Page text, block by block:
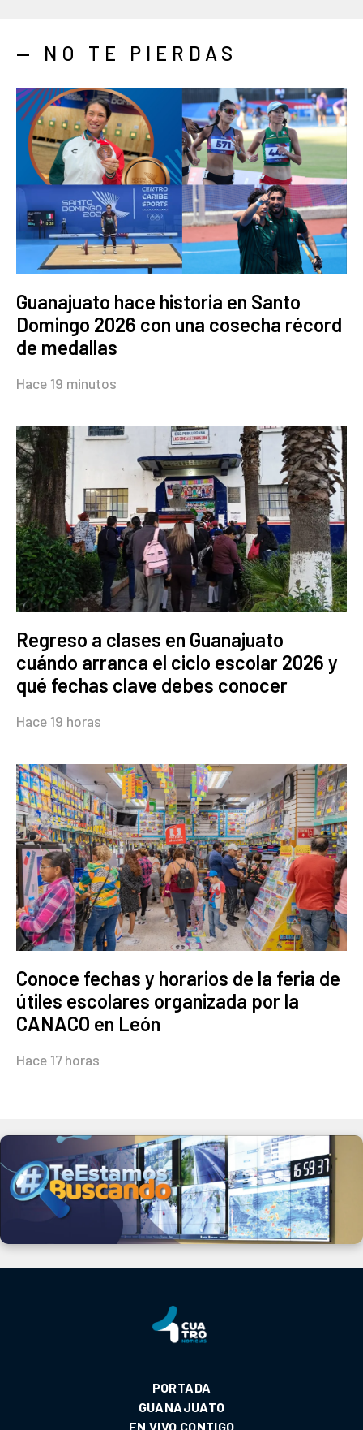
— NO TE PIERDAS
Guanajuato hace historia en Santo
Domingo 2026 con una cosecha récord
de medallas
Hace 19 minutos
Regreso a clases en Guanajuato
cuándo arranca el ciclo escolar 2026 y
qué fechas clave debes conocer
Hace 19 horas
Conoce fechas y horarios de la feria de
útiles escolares organizada por la
CANACO en León
Hace 17 horas
PORTADA
GUANAJUATO
EN VIVO CONTIGO